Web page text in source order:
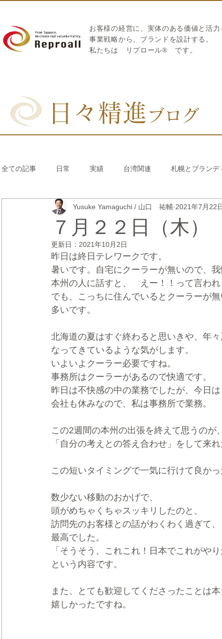
お客様の経営に、実体のある価値と活
​事業戦略から、ブランドを設計する。
私たちは
リプロール® です。
日々精進 ブログ
全ての記事 日常 実績 台湾関連 札幌とブランデ
リブランディング® さとうきび繊維のストロー 中国
CRMブランディング® デジタルマーケティングブランデ
７月２２日（
Yusuke Yamaguchi / 山口 祐輔 2021年7月22
更新日： 2021年10月2日
昨日は終日テレワークです。
暑いです。自宅にクーラーが無いので、
本州の人に話すと、　えー！！って言わ
でも、こっちに住んでいるとクーラーが
多いです。
北海道の夏はすぐ終わると思いきや、年
なってきているような気がします。
いよいよクーラー必要ですね。
事務所はクーラーがあるので快適です。
昨日は不快感の中の業務でしたが、今日は
会社も休みなので、私は事務所で業務。
この2週間の本州の出張を終えて思うのが
「自分の考えとの答え合わせ」をして来
この短いタイミングで一気に行けて良か
数少ない移動のおかげで、
頭がめちゃくちゃスッキリしたのと、
訪問先のお客様との話がわくわく過ぎて、
最高でした。
「そうそう、これこれ！日本でこれがや
という内容です。
また、とても歓迎してくださったことは
嬉しかったですね。